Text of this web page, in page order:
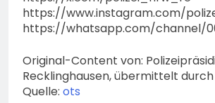
https://www.instagram.com/
https://whatsapp.com/channel/
Original-Content von:
Recklinghausen, übermittelt
Quelle: ots